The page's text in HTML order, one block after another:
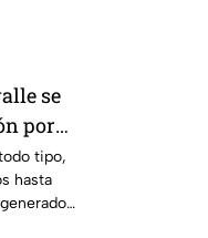
se
por
tipo,
hasta
una